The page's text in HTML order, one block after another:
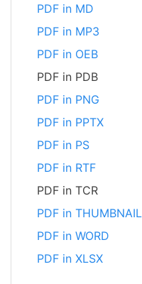
PDF in MD
PDF in MP3
PDF in OEB
PDF in PDB
PDF in PNG
PDF in PPTX
PDF in PS
PDF in RTF
PDF in TCR
PDF in THUMBNAIL
PDF in WORD
PDF in XLSX